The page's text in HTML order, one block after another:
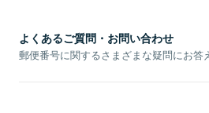
よくあるご質問・お問い合わせ
郵便番号に関するさまざまな疑問にお答